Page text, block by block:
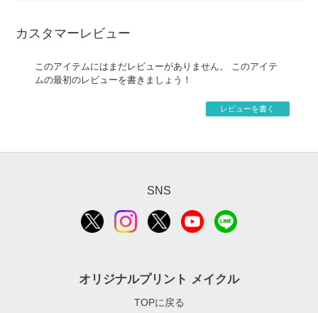
カスタマーレビュー
このアイテムにはまだレビューがありません。 このアイテ
ムの最初のレビューを書きましょう！
レビューを書く
SNS
オリジナルプリント メイクル
TOPに戻る